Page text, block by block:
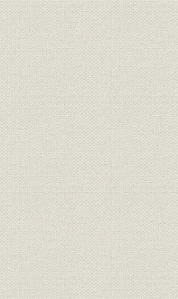
府県別電力需要 埼玉
府県別電力需要 千葉